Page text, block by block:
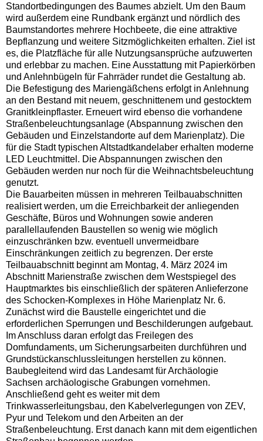
Standortbedingungen des Baumes abzielt. Um den Baum
wird außerdem eine Rundbank ergänzt und nördlich des
Baumstandortes mehrere Hochbeete, die eine attraktive
Bepflanzung und weitere Sitzmöglichkeiten erhalten. Ziel ist
es, die Platzfläche für alle Nutzungsansprüche aufzuwerten
und erlebbar zu machen. Eine Ausstattung mit Papierkörben
und Anlehnbügeln für Fahrräder rundet die Gestaltung ab.
Die Befestigung des Mariengäßchens erfolgt in Anlehnung
an den Bestand mit neuem, geschnittenem und gestocktem
Granitkleinpflaster. Erneuert wird ebenso die vorhandene
Straßenbeleuchtungsanlage (Abspannung zwischen den
Gebäuden und Einzelstandorte auf dem Marienplatz). Die
für die Stadt typischen Altstadtkandelaber erhalten moderne
LED Leuchtmittel. Die Abspannungen zwischen den
Gebäuden werden nur noch für die Weihnachtsbeleuchtung
genutzt.
Die Bauarbeiten müssen in mehreren Teilbauabschnitten
realisiert werden, um die Erreichbarkeit der anliegenden
Geschäfte, Büros und Wohnungen sowie anderen
parallellaufenden Baustellen so wenig wie möglich
einzuschränken bzw. eventuell unvermeidbare
Einschränkungen zeitlich zu begrenzen. Der erste
Teilbauabschnitt beginnt am Montag, 4. März 2024 im
Abschnitt Marienstraße zwischen dem Westspiegel des
Hauptmarktes bis einschließlich der späteren Anlieferzone
des Schocken-Komplexes in Höhe Marienplatz Nr. 6.
Zunächst wird die Baustelle eingerichtet und die
erforderlichen Sperrungen und Beschilderungen aufgebaut.
Im Anschluss daran erfolgt das Freilegen des
Domfundaments, um Sicherungsarbeiten durchführen und
Grundstückanschlussleitungen herstellen zu können.
Baubegleitend wird das Landesamt für Archäologie
Sachsen archäologische Grabungen vornehmen.
Anschließend geht es weiter mit dem
Trinkwasserleitungsbau, den Kabelverlegungen von ZEV,
Pyur und Telekom und den Arbeiten an der
Straßenbeleuchtung. Erst danach kann mit dem eigentlichen